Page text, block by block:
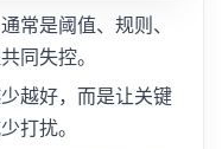
常是阈值、规则、
同失控。
越好，而是让关键
打扰。